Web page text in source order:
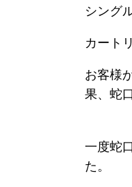
シング
カート
お客様
果、蛇
一度蛇
た。